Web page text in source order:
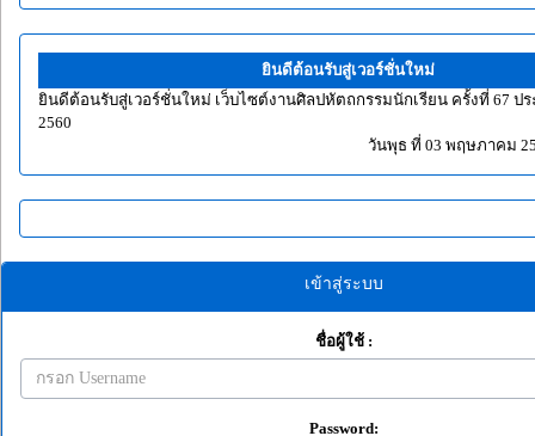
ยินดีต้อนรับสู่เวอร์ชั่นใหม่
ยินดีต้อนรับสู่เวอร์ชั่นใหม่ เว็บไซต์งานศิลปหัตถกรรมนักเรียน ครั้งที่ 67 ปร
2560
วันพุธ ที่ 03 พฤษภาคม
เข้าสู่ระบบ
ชื่อผู้ใช้ :
Password: